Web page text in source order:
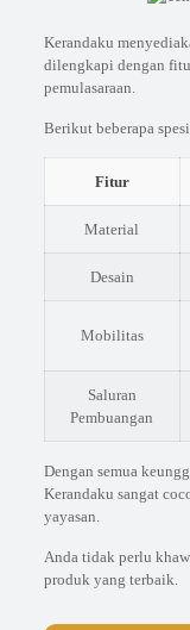
Kerandaku
dilengkapi dengan
pemulasaraan.
Berikut beberapa
Fitur
Material
Desain
Mobilitas
Saluran
Pembuangan
Dengan semua
Kerandaku sangat
yayasan.
Anda tidak perlu
produk yang terbaik.